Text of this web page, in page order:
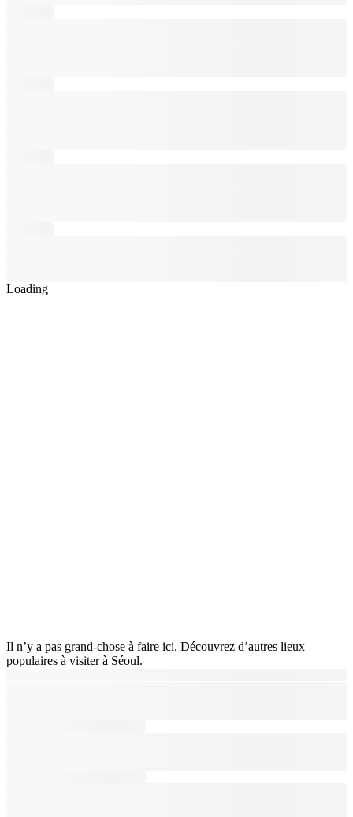
Loading
Il n’y a pas grand-chose à faire ici. Découvrez d’autres lieux
populaires à visiter à Séoul.